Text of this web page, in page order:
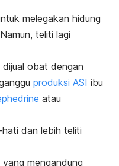
melegakan hidung
teliti lagi
obat dengan
produksi ASI ibu
atau
dan lebih teliti
mengandung